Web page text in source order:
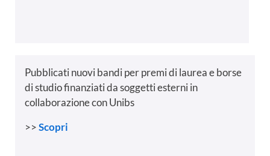
Pubblicati nuovi bandi per premi di laurea e borse
di studio finanziati da soggetti esterni in
collaborazione con Unibs
>>Scopri